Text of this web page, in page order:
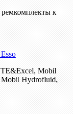
к
Mobil
Hydrofluid,